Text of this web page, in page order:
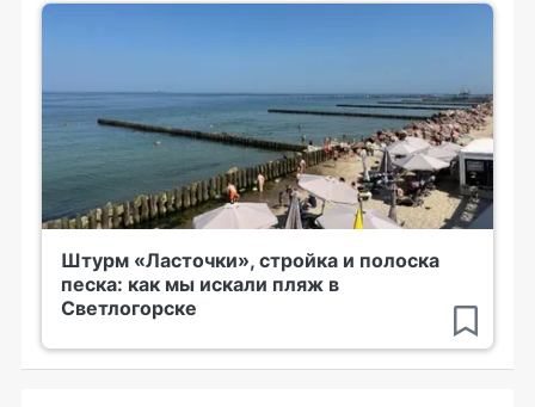
Штурм «Ласточки», стройка и полоска
песка: как мы искали пляж в
Светлогорске